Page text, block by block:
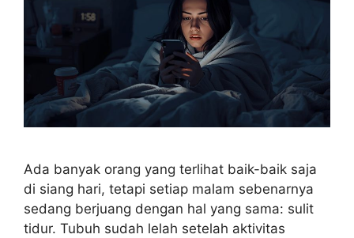
Ada banyak orang yang terlihat baik-baik saja
di siang hari, tetapi setiap malam sebenarnya
sedang berjuang dengan hal yang sama: sulit
tidur. Tubuh sudah lelah setelah aktivitas